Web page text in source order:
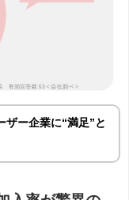
ザー企業に“満足”と